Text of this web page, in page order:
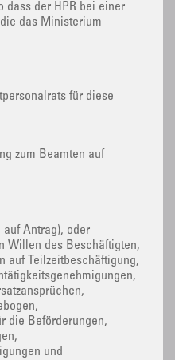
dass der HPR bei einer
das Ministerium
für diese
zum Beamten auf
auf Antrag), oder
Willen des Beschäftigten,
auf Teilzeitbeschäftigung,
die Beförderungen,
und